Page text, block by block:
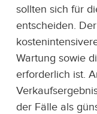
sollten sich für
entscheiden.
Wartung sowie
erforderlich ist.
der Fälle als